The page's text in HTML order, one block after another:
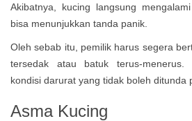
Akibatnya, kucing langsung
bisa menunjukkan tanda panik.
Oleh sebab itu, pemilik harus segera
tersedak atau batuk terus-menerus.
kondisi darurat yang tidak boleh ditunda
Asma Kucing